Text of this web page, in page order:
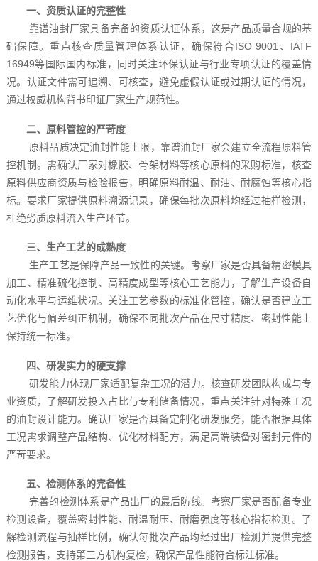
一、资质认证的完整性
靠谱油封厂家具备完备的资质认证体系，这是产品质量合规的基
础保障。重点核查质量管理体系认证，确保符合ISO 9001、IATF
16949等国际国内标准，同时关注环保认证与行业专项认证的覆盖情
况。认证文件需可追溯、可核查，避免虚假认证或过期认证的情况，
通过权威机构背书印证厂家生产规范性。
二、原料管控的严苛度
原料品质决定油封性能上限，靠谱油封厂家会建立全流程原料管
控机制。需确认厂家对橡胶、骨架材料等核心原料的采购标准，核查
原料供应商资质与检验报告，明确原料耐温、耐油、耐腐蚀等核心指
标。要求厂家提供原料溯源记录，确保每批次原料均经过抽样检测，
杜绝劣质原料流入生产环节。
三、生产工艺的成熟度
生产工艺是保障产品一致性的关键。考察厂家是否具备精密模具
加工、精准硫化控制、高精度成型等核心工艺能力，了解生产设备自
动化水平与运维状况。关注工艺参数的标准化管控，确认是否建立工
艺优化与偏差纠正机制，确保不同批次产品在尺寸精度、密封性能上
保持统一标准。
四、研发实力的硬支撑
研发能力体现厂家适配复杂工况的潜力。核查研发团队构成与专
业资质，了解研发投入占比与专利储备情况，重点关注针对特殊工况
的油封设计能力。确认厂家是否具备定制化研发服务，能否根据具体
工况需求调整产品结构、优化材料配方，满足高端装备对密封元件的
严苛要求。
五、检测体系的完备性
完善的检测体系是产品出厂的最后防线。考察厂家是否配备专业
检测设备，覆盖密封性能、耐温耐压、耐磨强度等核心指标检测。了
解检测流程与抽样比例，确认每批次产品均经过出厂检测并提供完整
检测报告，支持第三方机构复检，确保产品性能符合标注标准。